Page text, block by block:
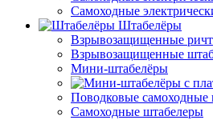
Самоходные
Штабелёры
Взрывозащищенные
Взрывозащищенные
Мини-штабелёры
Поводковые самоходные
Самоходные штабелеры